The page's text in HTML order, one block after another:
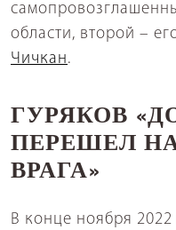
области, второй –
Чичкан.
ГУРЯКОВ
ПЕРЕШЕЛ
ВРАГА»
В конце ноября 2022